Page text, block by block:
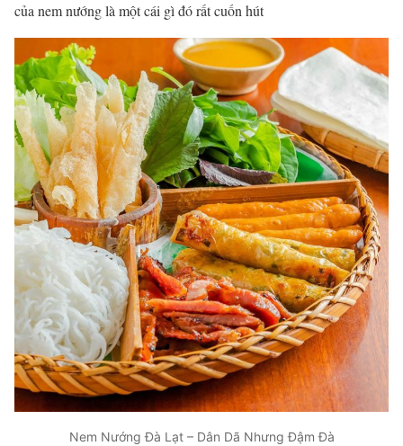
của nem nướng là một cái gì đó rất cuốn hút
Nem Nướng Đà Lạt – Dân Dã Nhưng Đậm Đà